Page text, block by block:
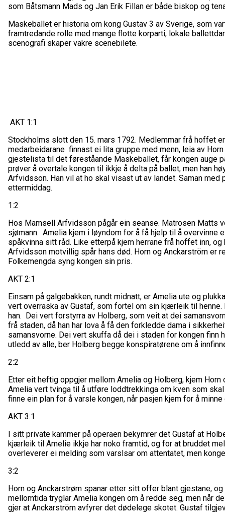
som Båtsmann Mads og Jan Erik Fillan er både biskop og
Maskeballet er historia om kong Gustav 3 av Sverige, som
framtredande rolle med mange flotte korparti, lokale
scenografi skaper vakre scenebilete.
AKT 1:1
Stockholms slott den 15. mars 1792. Medlemmar frå hoffet
medarbeidarane finnast ei lita gruppe med menn, leia av
gjestelista til det føreståande Maskeballet, får kongen auge
prøver å overtale kongen til ikkje å delta på ballet, men han
Arfvidsson. Han vil at ho skal visast ut av landet. Saman
ettermiddag.
1:2
Hos Mamsell Arfvidsson pågår ein seanse. Matrosen Matts
sjømann. Amelia kjem i løyndom for å få hjelp til å
spåkvinna sitt råd. Like etterpå kjem herrane frå hoffet inn,
Arfvidsson motvillig spår hans død. Horn og Anckarström er
Folkemengda syng kongen sin pris.
AKT 2:1
Einsam på galgebakken, rundt midnatt, er Amelia ute og
vert overraska av Gustaf, som fortel om sin kjærleik til
han. Dei vert forstyrra av Holberg, som veit at dei
frå staden, då han har lova å få den forkledde dama i
samansvorne. Dei vert skuffa då dei i staden for kongen
utledd av alle, ber Holberg begge konspiratørene om å
2:2
Etter eit heftig oppgjer mellom Amelia og Holberg, kjem
Amelia vert tvinga til å utføre loddtrekkinga om kven som
finne ein plan for å varsle kongen, når pasjen kjem for å
AKT 3:1
I sitt private kammer på operaen bekymrer det Gustaf at
kjærleik til Amelie ikkje har noko framtid, og for at bruddet
overleverer ei melding som varslsar om attentatet, men
3:2
Horn og Anckarstrøm spanar etter sitt offer blant gjestane,
mellomtida tryglar Amelia kongen om å redde seg, men når
gjer at Anckarström avfyrer det dødelege skotet. Gustaf